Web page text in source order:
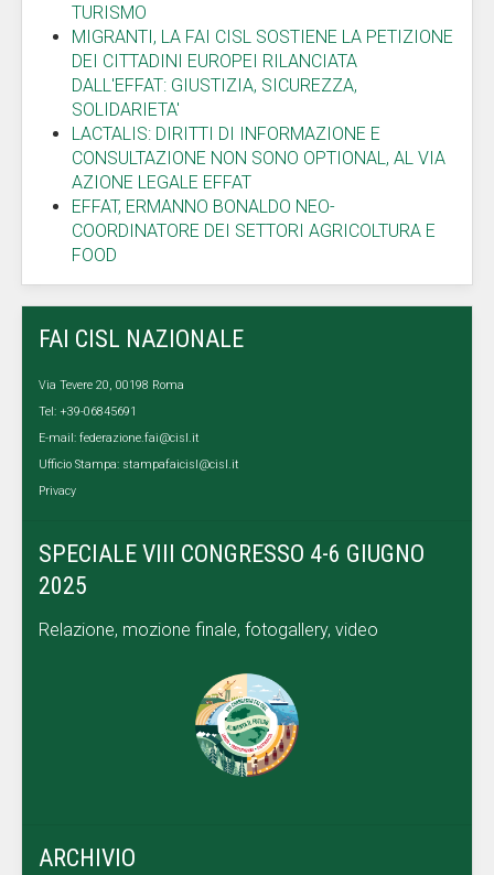
TURISMO
MIGRANTI, LA FAI CISL SOSTIENE LA PETIZIONE
DEI CITTADINI EUROPEI RILANCIATA
DALL'EFFAT: GIUSTIZIA, SICUREZZA,
SOLIDARIETA'
LACTALIS: DIRITTI DI INFORMAZIONE E
CONSULTAZIONE NON SONO OPTIONAL, AL VIA
AZIONE LEGALE EFFAT
EFFAT, ERMANNO BONALDO NEO-
COORDINATORE DEI SETTORI AGRICOLTURA E
FOOD
FAI CISL NAZIONALE
Via Tevere 20, 00198 Roma
Tel: +39-06845691
E-mail: federazione.fai@cisl.it
Ufficio Stampa: stampafaicisl@cisl.it
Privacy
SPECIALE VIII CONGRESSO 4-6 GIUGNO
2025
Relazione, mozione finale, fotogallery, video
ARCHIVIO